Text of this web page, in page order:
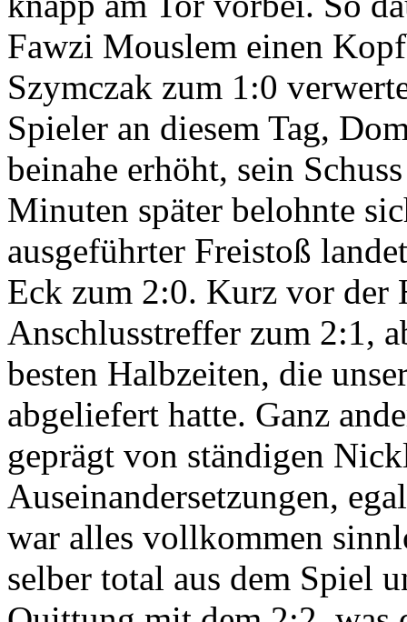
Fawzi Mouslem einen
Szymczak zum 1:0
Spieler an diesem Tag,
beinahe erhöht, sein
Minuten später belohnte
ausgeführter Freistoß
Eck zum 2:0. Kurz vor der
Anschlusstreffer zum 2:1,
besten Halbzeiten, die
abgeliefert hatte. Ganz
geprägt von ständigen
Auseinandersetzungen,
war alles vollkommen
selber total aus dem Spiel